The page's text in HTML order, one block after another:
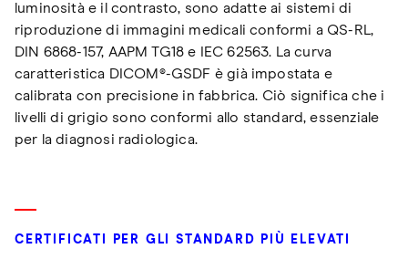
luminosità e il contrasto, sono adatte ai sistemi di
riproduzione di immagini medicali conformi a QS-RL,
DIN 6868-157, AAPM TG18 e IEC 62563. La curva
caratteristica DICOM®-GSDF è già impostata e
calibrata con precisione in fabbrica. Ciò significa che i
livelli di grigio sono conformi allo standard, essenziale
per la diagnosi radiologica.
CERTIFICATI PER GLI STANDARD PIÙ ELEVATI